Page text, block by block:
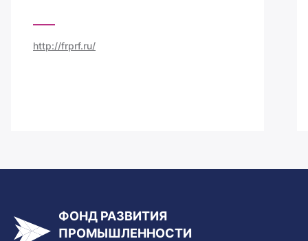
http://frprf.ru/
ФОНД РАЗВИТИЯ
ПРОМЫШЛЕННОСТИ